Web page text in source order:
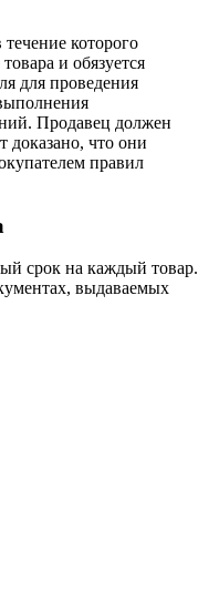
которого
и обязуется
для проведения
Продавец должен
доказано, что они
правил
срок на каждый товар.
выдаваемых